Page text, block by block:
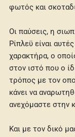
φωτός και
Οι παύσεις, η
Ρίπλεϋ είναι
χαρακτήρα, ο
στον ιστό που ο
τρόπος με τον
κάνει να
ανεχόμαστε στην
Και με τον δικό